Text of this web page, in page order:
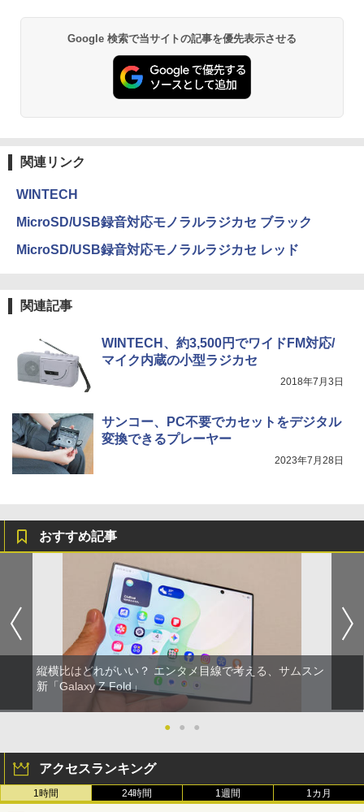
Google 検索で当サイトの記事を優先表示させる
関連リンク
WINTECH
MicroSD/USB録音対応モノラルラジカセ ブラック
MicroSD/USB録音対応モノラルラジカセ レッド
関連記事
WINTECH、約3,500円でワイドFM対応/
マイク内蔵の小型ラジカセ
2018年7月3日
サンコー、PC不要でカセットをデジタル
変換できるプレーヤー
2023年7月28日
おすすめ記事
縦横比はどれがいい？ エンタメ目線で考える、サムスン
新「Galaxy Z Fold」
● ● ●
アクセスランキング
1時間 24時間 1週間 1カ月